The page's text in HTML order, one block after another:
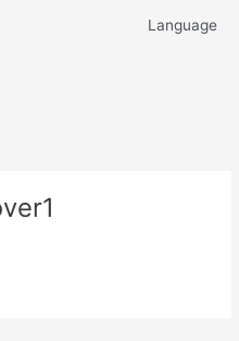
Language